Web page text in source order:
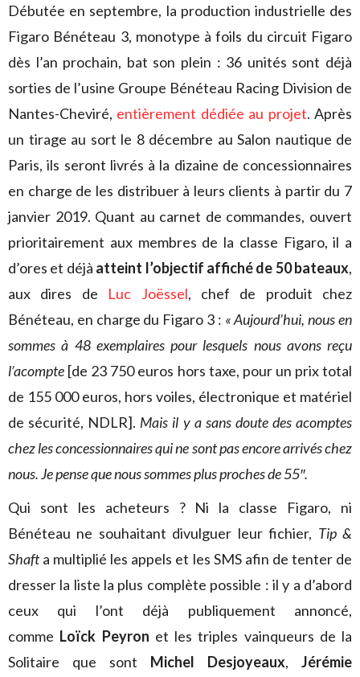
Débutée en septembre, la production industrielle des
Figaro Bénéteau 3, monotype à foils du circuit Figaro
dès l’an prochain, bat son plein : 36 unités sont déjà
sorties de l’usine Groupe Bénéteau Racing Division de
Nantes-Cheviré, entièrement dédiée au projet. Après
un tirage au sort le 8 décembre au Salon nautique de
Paris, ils seront livrés à la dizaine de concessionnaires
en charge de les distribuer à leurs clients à partir du 7
janvier 2019. Quant au carnet de commandes, ouvert
prioritairement aux membres de la classe Figaro, il a
d’ores et déjà atteint l’objectif affiché de 50 bateaux,
aux dires de Luc Joëssel, chef de produit chez
Bénéteau, en charge du Figaro 3 : « Aujourd’hui, nous en
sommes à 48 exemplaires pour lesquels nous avons reçu
l’acompte [de 23 750 euros hors taxe, pour un prix total
de 155 000 euros, hors voiles, électronique et matériel
de sécurité, NDLR]. Mais il y a sans doute des acomptes
chez les concessionnaires qui ne sont pas encore arrivés chez
nous. Je pense que nous sommes plus proches de 55″.
Qui sont les acheteurs ? Ni la classe Figaro, ni
Bénéteau ne souhaitant divulguer leur fichier, Tip &
Shafta multiplié les appels et les SMS afin de tenter de
dresser la liste la plus complète possible : il y a d’abord
ceux qui l’ont déjà publiquement annoncé,
comme Loïck Peyron et les triples vainqueurs de la
Solitaire que sont Michel Desjoyeaux, Jérémie